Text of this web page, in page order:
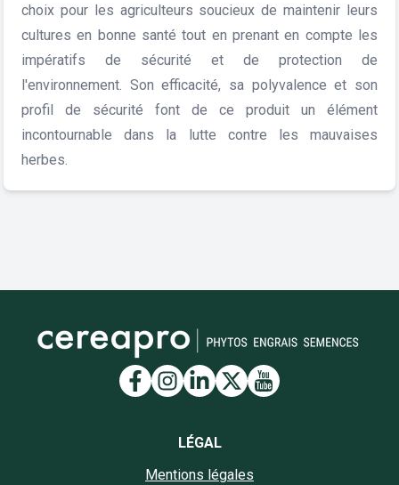
choix pour les agriculteurs soucieux de maintenir leurs
cultures en bonne santé tout en prenant en compte les
impératifs de sécurité et de protection de
l'environnement. Son efficacité, sa polyvalence et son
profil de sécurité font de ce produit un élément
incontournable dans la lutte contre les mauvaises
herbes.
Lien vers la page
Lien vers la page
Lien vers la page
Lien vers la
Lien vers la
LÉGAL
Mentions légales